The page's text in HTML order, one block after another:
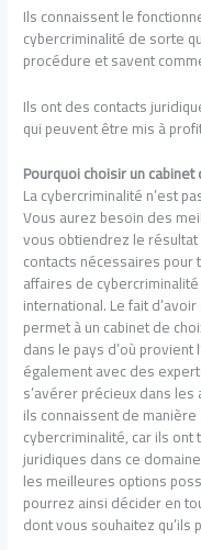
Ils connaissent le
cybercriminalité de sorte
procédure et savent
Ils ont des contacts
qui peuvent être mis à
Pourquoi choisir un
La cybercriminalité n’est
Vous aurez besoin des
vous obtiendrez le
contacts nécessaires
affaires de
international. Le fait
permet à un cabinet de
dans le pays d’où provient
également avec des
s’avérer précieux dans
ils connaissent de
cybercriminalité, car ils
juridiques dans ce
les meilleures options
pourrez ainsi décider en
dont vous souhaitez qu’ils